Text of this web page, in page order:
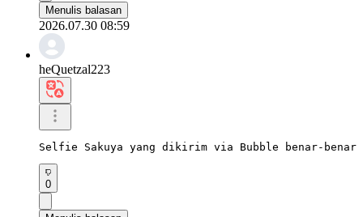
Menulis balasan
2026.07.30 08:59
heQuetzal223
Selfie Sakuya yang dikirim via Bubble benar-benar
0